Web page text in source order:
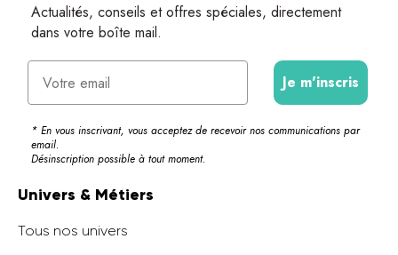
Actualités, conseils et offres spéciales, directement
dans votre boîte mail.
Email
Je m'inscris
* En vous inscrivant, vous acceptez de recevoir nos communications par
email.
Désinscription possible à tout moment.
Univers & Métiers
Tous nos univers